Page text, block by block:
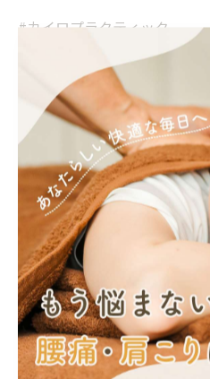
#カイロプラクティック
☆☆☆☆☆☆☆☆☆
カイロプラクティック成
〒470-0307
愛知県豊田市東広瀬町大根坂1
豊田のカイロプラクティック
カイロプラクティック
< 前のページ 一覧に